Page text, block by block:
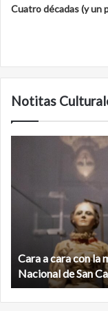
Cuatro décadas (y un
Notitas
en el Museo